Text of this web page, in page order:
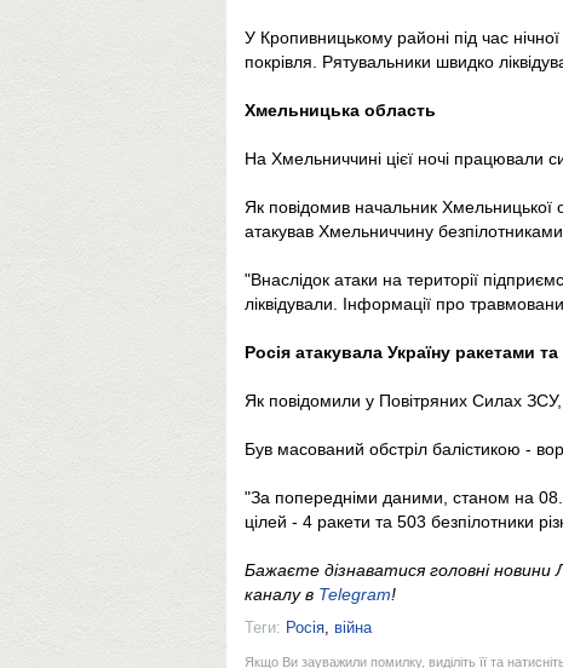
У Кропивницькому районі під час
покрівля. Рятувальники швидко
Хмельницька область
На Хмельниччині цієї ночі працювали
Як повідомив начальник Хмельницької
атакував Хмельниччину безпілотниками.
"Внаслідок атаки на території
ліквідували. Інформації про
Росія атакувала Україну ракетами
Як повідомили у Повітряних Силах
Був масований обстріл балістикою -
"За попередніми даними, станом на
цілей - 4 ракети та 503 безпілотники
Бажаєте дізнаватися головні
каналу в Telegram!
Теги: Росія війна
Якщо Ви зауважили помилку, виділіть її та